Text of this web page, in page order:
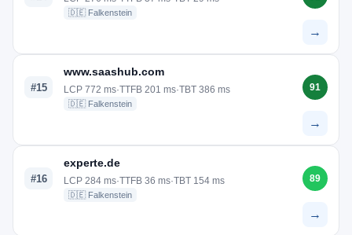
🇩🇪 Falkenstein
→
#15
www.saashub.com
LCP 772 ms·TTFB 201 ms·TBT 386 ms
🇩🇪 Falkenstein
91
→
#16
experte.de
LCP 284 ms·TTFB 36 ms·TBT 154 ms
🇩🇪 Falkenstein
89
→